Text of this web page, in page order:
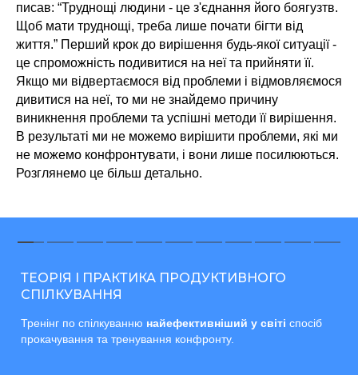
писав: “Труднощі людини - це з'єднання його боягузтв.
Щоб мати труднощі, треба лише почати бігти від
життя.” Перший крок до вирішення будь-якої ситуації -
це спроможність подивитися на неї та прийняти її.
Якщо ми відвертаємося від проблеми і відмовляємося
дивитися на неї, то ми не знайдемо причину
виникнення проблеми та успішні методи її вирішення.
В результаті ми не можемо вирішити проблеми, які ми
не можемо конфронтувати, і вони лише посилюються.
Розглянемо це більш детально.
ТЕОРІЯ І ПРАКТИКА ПРОДУКТИВНОГО
СПІЛКУВАННЯ
Тренінг по спілкуванню найефективніший у світі спосіб
прокачування та тренування конфронту.